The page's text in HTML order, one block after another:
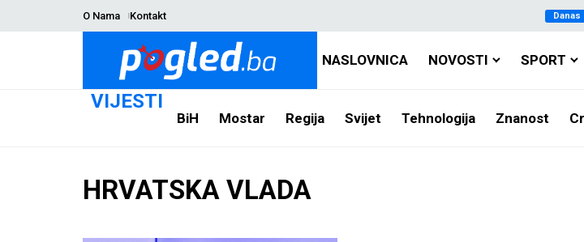
O Nama Kontakt Danas
NASLOVNICA NOVOSTI SPORT
VIJESTI
BiH Mostar Regija Svijet Tehnologija Znanost
HRVATSKA VLADA